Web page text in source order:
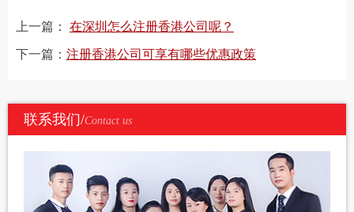
上一篇： 在深圳怎么注册香港公司呢？
下一篇： 注册香港公司可享有哪些优惠政策
联系我们/Contact us